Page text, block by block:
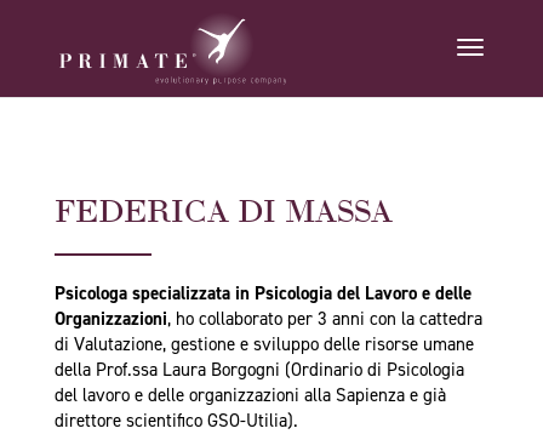
FEDERICA DI MASSA
Psicologa specializzata in Psicologia del Lavoro e delle
Organizzazioni, ho collaborato per 3 anni con la cattedra
di Valutazione, gestione e sviluppo delle risorse umane
della Prof.ssa Laura Borgogni (Ordinario di Psicologia
del lavoro e delle organizzazioni alla Sapienza e già
direttore scientifico GSO-Utilia).